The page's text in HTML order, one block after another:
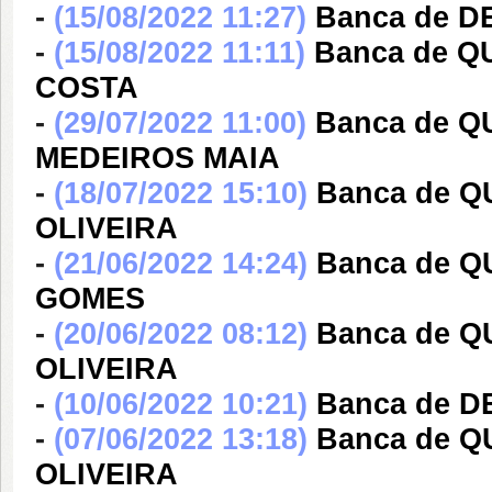
- (15/08/2022 11:27) Banca de
- (15/08/2022 11:11) Banca de
COSTA
- (29/07/2022 11:00) Banca de
MEDEIROS MAIA
- (18/07/2022 15:10) Banca de
OLIVEIRA
- (21/06/2022 14:24) Banca de
GOMES
- (20/06/2022 08:12) Banca de
OLIVEIRA
- (10/06/2022 10:21) Banca de
- (07/06/2022 13:18) Banca de
OLIVEIRA